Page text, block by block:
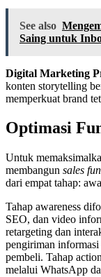
See also
Saing untuk
Digital Marketing
konten storytelling
memperkuat brand
Optimasi
Untuk
membangun sales
dari empat tahap:
Tahap awareness
SEO, dan video
retargeting dan
pengiriman
pembeli. Tahap
melalui WhatsApp